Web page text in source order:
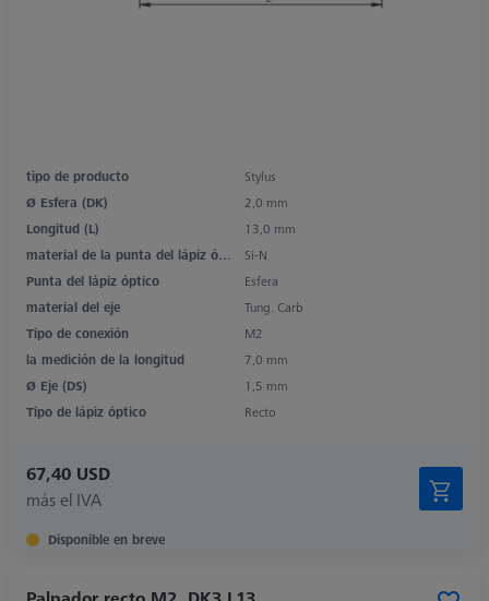
tipo de producto
Stylus
Ø Esfera (DK)
2,0 mm
Longitud (L)
13,0 mm
material de la punta del lápiz óptico
Si-N
Punta del lápiz óptico
Esfera
material del eje
Tung. Carb
Tipo de conexión
M2
la medición de la longitud
7,0 mm
Ø Eje (DS)
1,5 mm
Tipo de lápiz óptico
Recto
67,40 USD
más el IVA
Disponible en breve